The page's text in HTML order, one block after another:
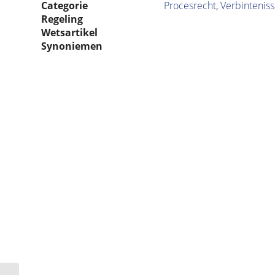
Categorie
Procesrecht,
Regeling
Wetsartikel
Synoniemen